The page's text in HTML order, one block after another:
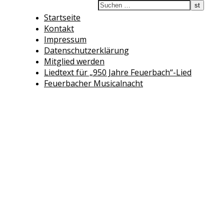
Startseite
Kontakt
Impressum
Datenschutzerklärung
Mitglied werden
Liedtext für „950 Jahre Feuerbach“-Lied
Feuerbacher Musicalnacht